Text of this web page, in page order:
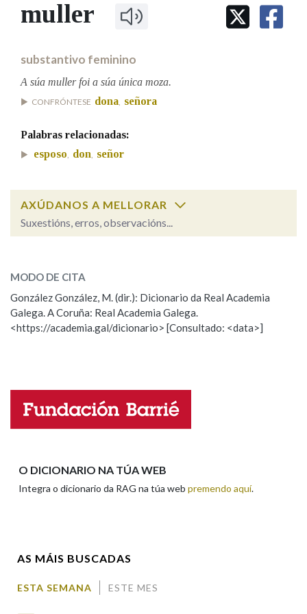
IDENTIDADE CORPORATIVA
MARCIAL DEL ADALID
FIGURAS HOMENAXEADAS
PRIMAVERA DAS LETRAS
PORTAL DAS PALABRAS
Facebook
TwitterYoutubeInstagramBluesky
BUSCAR NOS LEMAS
Remata por
Contén
BUSCAR NO CONTIDO
Nas definicións
Nos exemplos
OUTRAS OPCIÓNS DE BUSCA
Pertence a
muller
substantivo feminino
A súa muller foi a súa única moza.
CONFRÓNTESE dona, señora
Palabras relacionadas:
esposo, don, señor
AXÚDANOS A MELLORAR
Suxestións, erros, observacións...
ESCOLLE UNHA OPCIÓN:
Observación Hai un erro na palabra
Propoño mellorar a definición
Nome
MODO DE CITA
González González, M. (dir.): Dicionario da Real Academia
Galega. A Coruña: Real Academia Galega.
<https://academia.gal/dicionario> [Consultado: <data>]
O DICIONARIO NA TÚA WEB
Integra o dicionario da RAG na túa web premendo aquí.
AS MÁIS BUSCADAS
ESTA SEMANA ESTE MES